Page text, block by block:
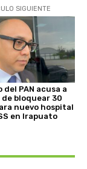
SIGUIENTE
del PAN acusa a
de bloquear 30
nuevo hospital
en Irapuato